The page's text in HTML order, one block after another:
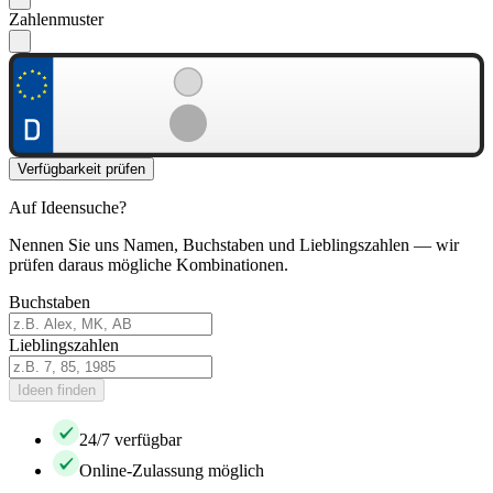
Zahlenmuster
Verfügbarkeit prüfen
Auf Ideensuche?
Nennen Sie uns Namen, Buchstaben und Lieblingszahlen — wir
prüfen daraus mögliche Kombinationen.
Buchstaben
Lieblingszahlen
Ideen finden
24/7 verfügbar
Online-Zulassung möglich